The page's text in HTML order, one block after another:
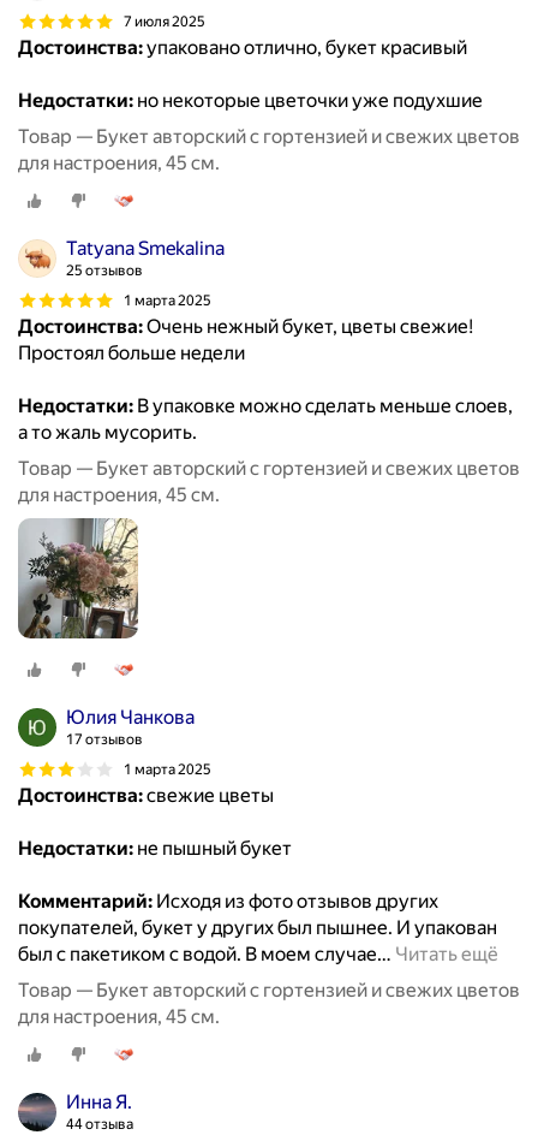
7 июля 2025
Достоинства:упаковано отлично, букет красивый
Недостатки: но некоторые цветочки уже подухшие
Товар — Букет авторский с гортензией и свежих цветов
для настроения, 45 см.
Tatyana Smekalina
25 отзывов
1 марта 2025
Достоинства:Очень нежный букет, цветы свежие!
Простоял больше недели
Недостатки: В упаковке можно сделать меньше слоев,
а то жаль мусорить.
Товар — Букет авторский с гортензией и свежих цветов
для настроения, 45 см.
Юлия Чанкова
17 отзывов
1 марта 2025
Достоинства:свежие цветы
Недостатки: не пышный букет
Комментарий: Исходя из фото отзывов других
покупателей, букет у других был пышнее. И упакован
был с пакетиком с водой. В моем случае… Читать ещё
Товар — Букет авторский с гортензией и свежих цветов
для настроения, 45 см.
Инна Я.
44 отзыва